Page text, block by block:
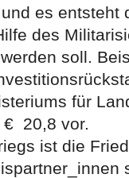
es entsteht
des
soll.
für
€ 20,8 vor.
ist die